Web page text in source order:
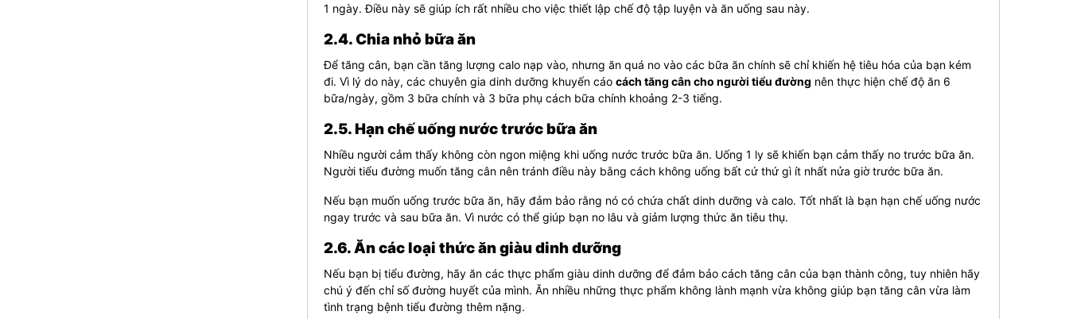
1 ngày. Điều này sẽ giúp ích rất nhiều cho việc thiết lập chế độ tập luyện và ăn uống sau này.
2.4. Chia nhỏ bữa ăn
Để tăng cân, bạn cần tăng lượng calo nạp vào, nhưng ăn quá no vào các bữa ăn chính sẽ chỉ khiến hệ tiêu hóa của bạn kém
đi. Vì lý do này, các chuyên gia dinh dưỡng khuyến cáo cách tăng cân cho người tiểu đường nên thực hiện chế độ ăn 6
bữa/ngày, gồm 3 bữa chính và 3 bữa phụ cách bữa chính khoảng 2-3 tiếng.
2.5. Hạn chế uống nước trước bữa ăn
Nhiều người cảm thấy không còn ngon miệng khi uống nước trước bữa ăn. Uống 1 ly sẽ khiến bạn cảm thấy no trước bữa ăn.
Người tiểu đường muốn tăng cân nên tránh điều này bằng cách không uống bất cứ thứ gì ít nhất nửa giờ trước bữa ăn.
Nếu bạn muốn uống trước bữa ăn, hãy đảm bảo rằng nó có chứa chất dinh dưỡng và calo. Tốt nhất là bạn hạn chế uống nước
ngay trước và sau bữa ăn. Vì nước có thể giúp bạn no lâu và giảm lượng thức ăn tiêu thụ.
2.6. Ăn các loại thức ăn giàu dinh dưỡng
Nếu bạn bị tiểu đường, hãy ăn các thực phẩm giàu dinh dưỡng để đảm bảo cách tăng cân của bạn thành công, tuy nhiên hãy
chú ý đến chỉ số đường huyết của mình. Ăn nhiều những thực phẩm không lành mạnh vừa không giúp bạn tăng cân vừa làm
tình trạng bệnh tiểu đường thêm nặng.